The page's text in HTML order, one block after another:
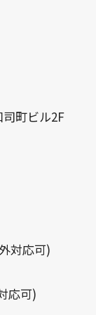
町ビル2F
対応可)
応可)